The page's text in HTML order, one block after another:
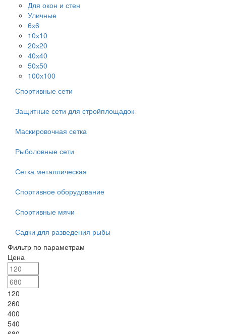
Для окон и стен
Уличные
6х6
10х10
20х20
40х40
50х50
100х100
Спортивные сети
Защитные сети для стройплощадок
Маскировочная сетка
Рыболовные сети
Сетка металлическая
Спортивное оборудование
Спортивные мячи
Садки для разведения рыбы
Фильтр по параметрам
Цена
120
260
400
540